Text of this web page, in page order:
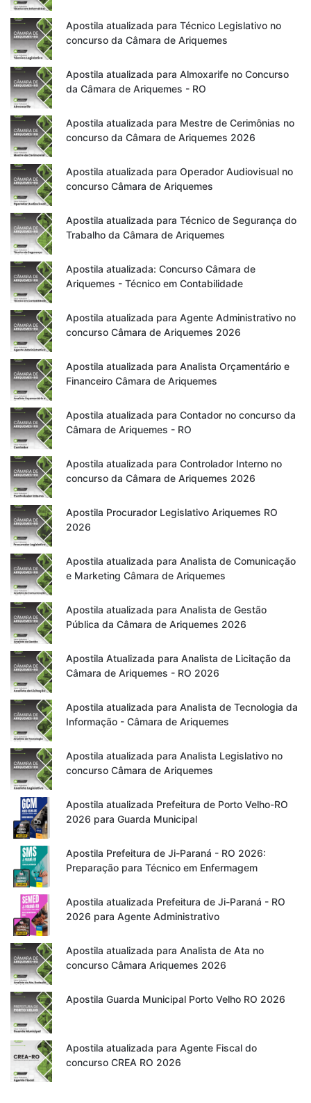
Apostila atualizada para Técnico Legislativo no
concurso da Câmara de Ariquemes
Apostila atualizada para Almoxarife no Concurso
da Câmara de Ariquemes - RO
Apostila atualizada para Mestre de Cerimônias no
concurso da Câmara de Ariquemes 2026
Apostila atualizada para Operador Audiovisual no
concurso Câmara de Ariquemes
Apostila atualizada para Técnico de Segurança do
Trabalho da Câmara de Ariquemes
Apostila atualizada: Concurso Câmara de
Ariquemes - Técnico em Contabilidade
Apostila atualizada para Agente Administrativo no
concurso Câmara de Ariquemes 2026
Apostila atualizada para Analista Orçamentário e
Financeiro Câmara de Ariquemes
Apostila atualizada para Contador no concurso da
Câmara de Ariquemes - RO
Apostila atualizada para Controlador Interno no
concurso da Câmara de Ariquemes 2026
Apostila Procurador Legislativo Ariquemes RO
2026
Apostila atualizada para Analista de Comunicação
e Marketing Câmara de Ariquemes
Apostila atualizada para Analista de Gestão
Pública da Câmara de Ariquemes 2026
Apostila Atualizada para Analista de Licitação da
Câmara de Ariquemes - RO 2026
Apostila atualizada para Analista de Tecnologia da
Informação - Câmara de Ariquemes
Apostila atualizada para Analista Legislativo no
concurso Câmara de Ariquemes
Apostila atualizada Prefeitura de Porto Velho-RO
2026 para Guarda Municipal
Apostila Prefeitura de Ji-Paraná - RO 2026:
Preparação para Técnico em Enfermagem
Apostila atualizada Prefeitura de Ji-Paraná - RO
2026 para Agente Administrativo
Apostila atualizada para Analista de Ata no
concurso Câmara Ariquemes 2026
Apostila Guarda Municipal Porto Velho RO 2026
Apostila atualizada para Agente Fiscal do
concurso CREA RO 2026